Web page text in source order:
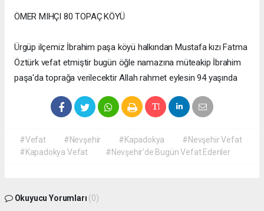
ÖMER MIHÇI 80 TOPAÇ KÖYÜ
Ürgüp ilçemiz İbrahim paşa köyü halkından Mustafa kızı Fatma
Öztürk vefat etmiştir bugün öğle namazına müteakip İbrahim
paşa'da toprağa verilecektir Allah rahmet eylesin 94 yaşında
#Vefat #Nevşehir #Kapadokya
#Nevşehir Vefat
#Kapadokya Vefat
#Nevşehir'de Bugün Vefat Edenler
Okuyucu Yorumları (0)